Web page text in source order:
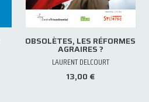
OBSOLÈTES, LES RÉFORMES
AGRAIRES ?
LAURENT DELCOURT
13,00 €